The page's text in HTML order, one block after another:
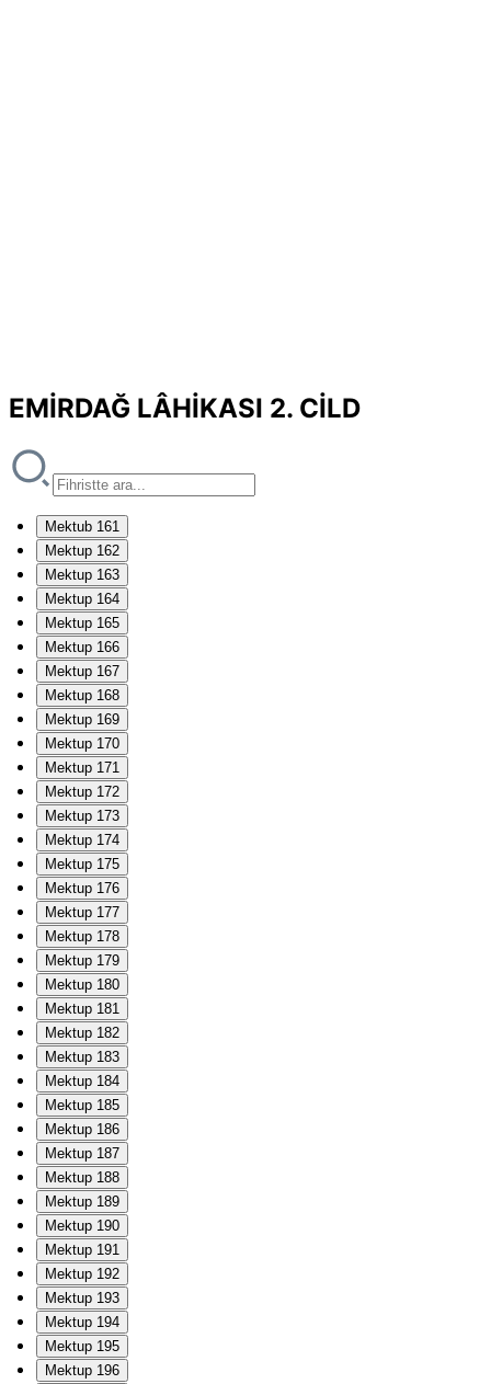
EMİRDAĞ LÂHİKASI 2. CİLD
Mektub 161
Mektup 162
Mektup 163
Mektup 164
Mektup 165
Mektup 166
Mektup 167
Mektup 168
Mektup 169
Mektup 170
Mektup 171
Mektup 172
Mektup 173
Mektup 174
Mektup 175
Mektup 176
Mektup 177
Mektup 178
Mektup 179
Mektup 180
Mektup 181
Mektup 182
Mektup 183
Mektup 184
Mektup 185
Mektup 186
Mektup 187
Mektup 188
Mektup 189
Mektup 190
Mektup 191
Mektup 192
Mektup 193
Mektup 194
Mektup 195
Mektup 196